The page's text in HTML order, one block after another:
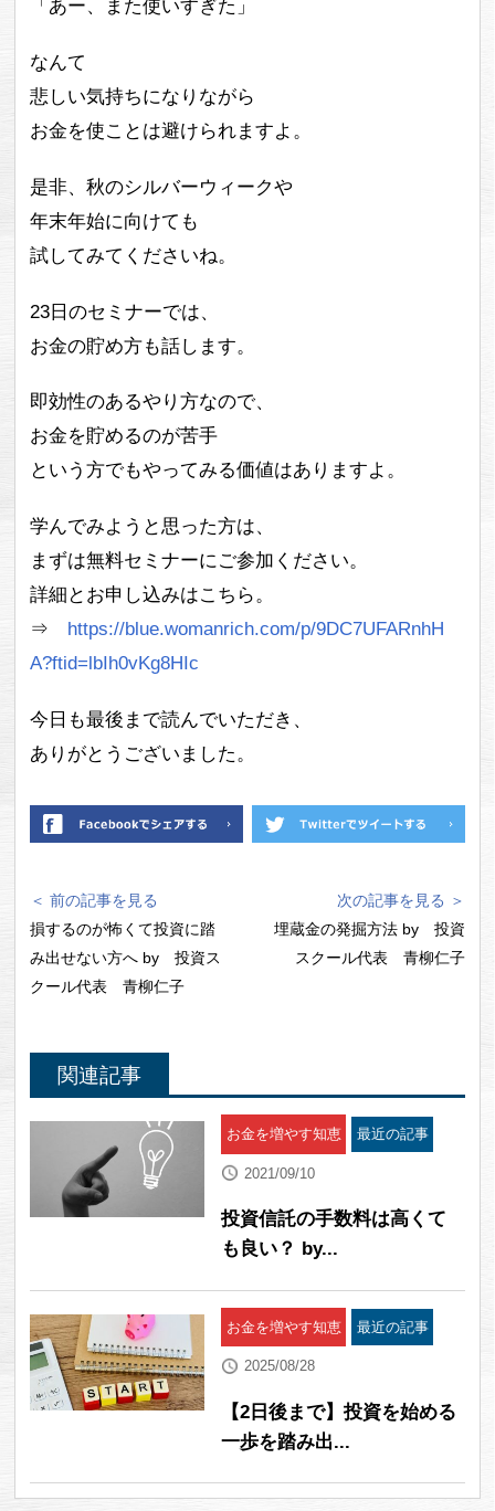
「あー、また使いすぎた」
なんて
悲しい気持ちになりながら
お金を使ことは避けられますよ。
是非、秋のシルバーウィークや
年末年始に向けても
試してみてくださいね。
23日のセミナーでは、
お金の貯め方も話します。
即効性のあるやり方なので、
お金を貯めるのが苦手
という方でもやってみる価値はありますよ。
学んでみようと思った方は、
まずは無料セミナーにご参加ください。
詳細とお申し込みはこちら。
⇒ https://blue.womanrich.com/p/9DC7UFARnhH
A?ftid=lbIh0vKg8HIc
今日も最後まで読んでいただき、
ありがとうございました。
＜ 前の記事を見る
損するのが怖くて投資に踏
み出せない方へ by 投資ス
クール代表 青柳仁子
次の記事を見る ＞
埋蔵金の発掘方法 by 投資
スクール代表 青柳仁子
関連記事
お金を増やす知恵 最近の記事
2021/09/10
投資信託の手数料は高くて
も良い？ by...
お金を増やす知恵 最近の記事
2025/08/28
【2日後まで】投資を始める
一歩を踏み出...